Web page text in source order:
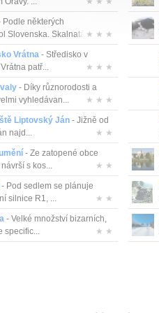
Podle některých
Slovenska. Skalnatá ...★ ★ ★
Vrátna - Středisko v
patř...
★ ★ ★
- Díky různorodosti a
vyhledávan...
★ ★ ★
Liptovský Ján - Jižně od
najd...
★ ★
- Ze zatopené obce
s kos...
★ ★
- Pod sedlem se plánuje
silnice R1, ...
★ ★
- Velké množství bizarních,
specific...
★ ★